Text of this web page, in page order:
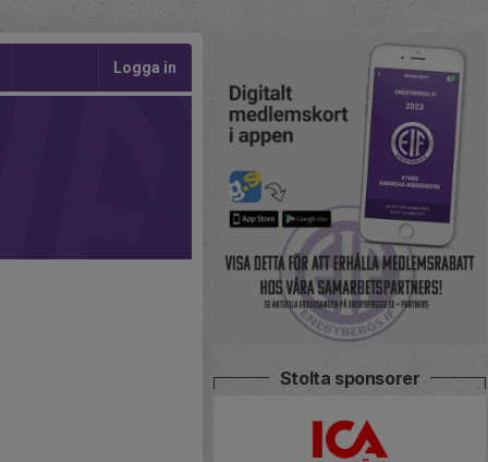
Logga in
Stolta sponsorer